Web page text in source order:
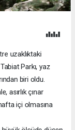
uzaklıktaki
Parkı, yaz
biri oldu.
asırlık çınar
içi olmasına